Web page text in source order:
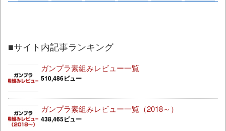
■サイト内記事ランキング
ガンプラ素組みレビュー一覧
510,486ビュー
ガンプラ素組みレビュー一覧（2018～）
438,465ビュー